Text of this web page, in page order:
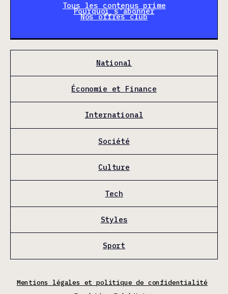
Tous les contenus prime
Pourquoi s'abonner
Nos offres club
National
Économie et Finance
International
Société
Culture
Tech
Styles
Sport
Mentions légales et politique de confidentialité